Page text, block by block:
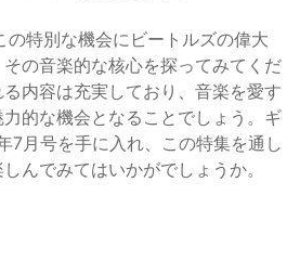
特別な機会にビートルズの偉大
の音楽的な核心を探ってみてくだ
内容は充実しており、音楽を愛す
的な機会となることでしょう。ギ
7月号を手に入れ、この特集を通し
んでみてはいかがでしょうか。